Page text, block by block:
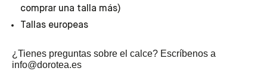
comprar una talla más)
Tallas europeas
¿Tienes preguntas sobre el calce? Escríbenos a
info@dorotea.es